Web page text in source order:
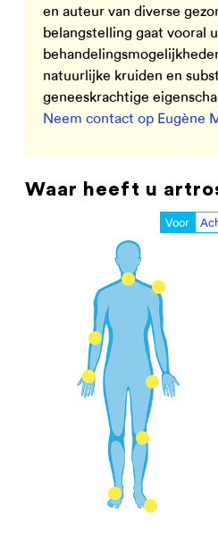
en auteur van diverse
belangstelling gaat vooral
natuurlijke kruiden en
geneeskrachtige
Neem contact op Eugène
Waar heeft u
Voor